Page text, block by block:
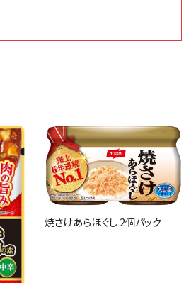
焼さけあらほぐし 2個パック